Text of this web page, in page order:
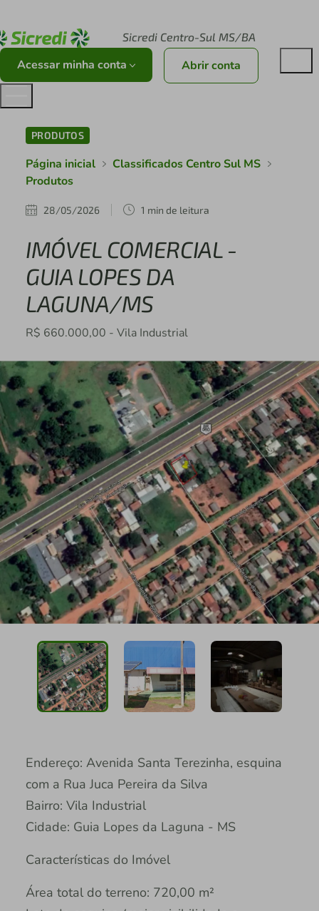
Sicredi Centro-Sul MS/BA
Acessar minha conta Abrir conta
PRODUTOS
Página inicial
Classificados Centro Sul MS
Produtos
28/05/2026 1 min de leitura
IMÓVEL COMERCIAL -
GUIA LOPES DA
LAGUNA/MS
R$ 660.000,00 - Vila Industrial
Endereço: Avenida Santa Terezinha, esquina
com a Rua Juca Pereira da Silva
Bairro: Vila Industrial
Cidade: Guia Lopes da Laguna - MS
Características do Imóvel
Área total do terreno: 720,00 m²